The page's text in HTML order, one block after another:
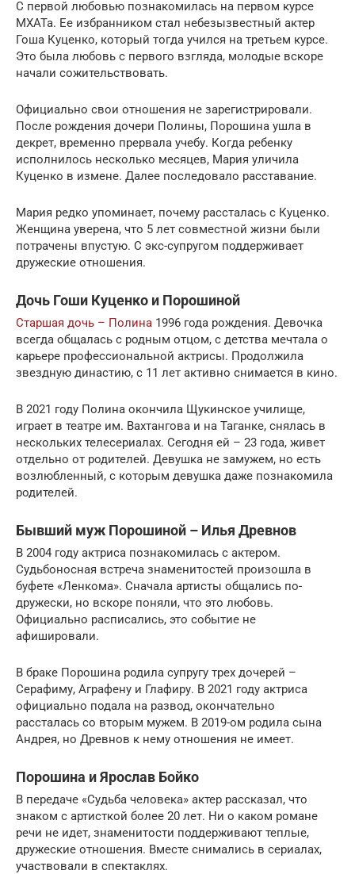
С первой любовью познакомилась на первом курсе
МХАТа. Ее избранником стал небезызвестный актер
Гоша Куценко, который тогда учился на третьем курсе.
Это была любовь с первого взгляда, молодые вскоре
начали сожительствовать.
Официально свои отношения не зарегистрировали.
После рождения дочери Полины, Порошина ушла в
декрет, временно прервала учебу. Когда ребенку
исполнилось несколько месяцев, Мария уличила
Куценко в измене. Далее последовало расставание.
Мария редко упоминает, почему рассталась с Куценко.
Женщина уверена, что 5 лет совместной жизни были
потрачены впустую. С экс-супругом поддерживает
дружеские отношения.
Дочь Гоши Куценко и Порошиной
Старшая дочь – Полина 1996 года рождения. Девочка
всегда общалась с родным отцом, с детства мечтала о
карьере профессиональной актрисы. Продолжила
звездную династию, с 11 лет активно снимается в кино.
В 2021 году Полина окончила Щукинское училище,
играет в театре им. Вахтангова и на Таганке, снялась в
нескольких телесериалах. Сегодня ей – 23 года, живет
отдельно от родителей. Девушка не замужем, но есть
возлюбленный, с которым девушка даже познакомила
родителей.
Бывший муж Порошиной – Илья Древнов
В 2004 году актриса познакомилась с актером.
Судьбоносная встреча знаменитостей произошла в
буфете «Ленкома». Сначала артисты общались по-
дружески, но вскоре поняли, что это любовь.
Официально расписались, это событие не
афишировали.
В браке Порошина родила супругу трех дочерей –
Серафиму, Аграфену и Глафиру. В 2021 году актриса
официально подала на развод, окончательно
рассталась со вторым мужем. В 2019-ом родила сына
Андрея, но Древнов к нему отношения не имеет.
Порошина и Ярослав Бойко
В передаче «Судьба человека» актер рассказал, что
знаком с артисткой более 20 лет. Ни о каком романе
речи не идет, знаменитости поддерживают теплые,
дружеские отношения. Вместе снимались в сериалах,
участвовали в спектаклях.